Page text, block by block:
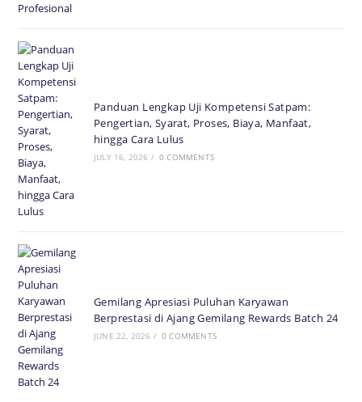
Panduan Lengkap Uji Kompetensi Satpam:
Pengertian, Syarat, Proses, Biaya, Manfaat,
hingga Cara Lulus
JULY 16, 2026 / 0 COMMENTS
Gemilang Apresiasi Puluhan Karyawan
Berprestasi di Ajang Gemilang Rewards Batch 24
JUNE 22, 2026 / 0 COMMENTS